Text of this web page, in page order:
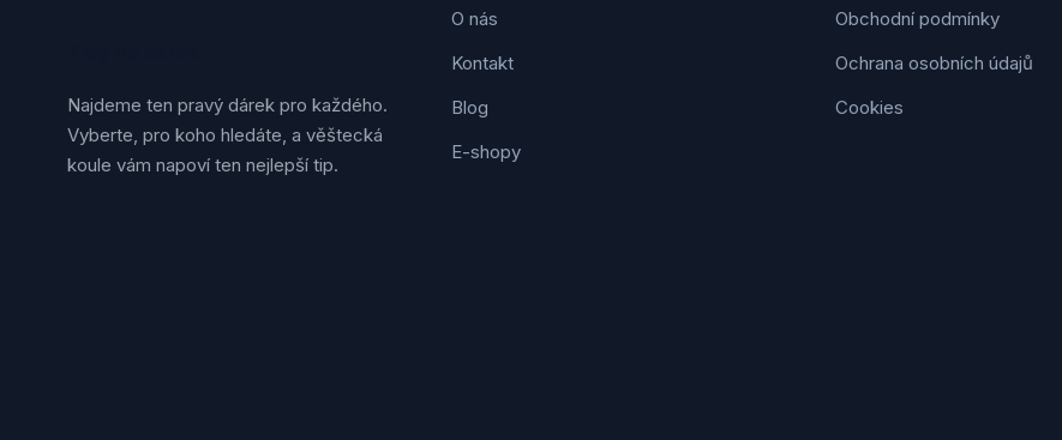
Najdeme ten pravý dárek pro každého.
Vyberte, pro koho hledáte, a věštecká
koule vám napoví ten nejlepší tip.
O nás
Kontakt
Blog
E-shopy
Obchodní podmínky
Ochrana osobních údajů
Cookies